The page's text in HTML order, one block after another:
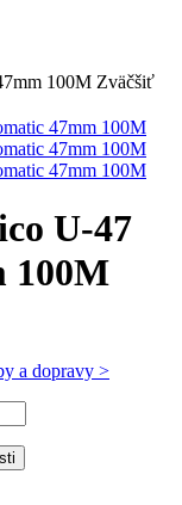
Zväčšiť
U-47
100M
a dopravy >